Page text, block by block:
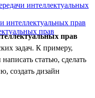
интеллектуальных
интеллектуальных прав
прав
прав
задач. К примеру,
статью, сделать
создать дизайн